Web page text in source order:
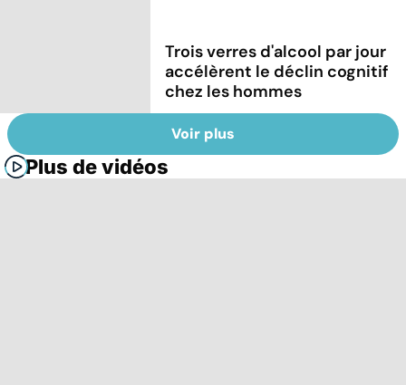
Trois verres d'alcool par jour
accélèrent le déclin cognitif
chez les hommes
Voir plus
Plus de vidéos